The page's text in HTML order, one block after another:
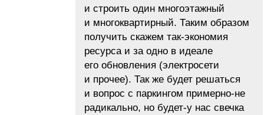
и строить один многоэтажный
и многоквартирный. Таким образом
получить скажем так-экономия
ресурса и за одно в идеале
его обновления (электросети
и прочее). Так же будет решаться
и вопрос с паркингом примерно-не
радикально, но будет-у нас свечка